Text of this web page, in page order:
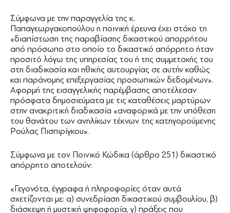
Σύμφωνα με την παραγγελία της κ.
Παπαγεωργακοπούλου η ποινική έρευνα έχει στόχο τη
«διαπίστωση της παραβίασης δικαστικού απορρήτου
από πρόσωπο στο οποίο το δικαστικό απόρρητο ήταν
προσιτό λόγω της υπηρεσίας του ή της συμμετοχής του
στη διαδικασία και ηθικής αυτουργίας σε αυτήν καθώς
και παράνομης επεξεργασίας προσωπικών δεδομένων».
Αφορμή της εισαγγελικής παρέμβασης αποτέλεσαν
πρόσφατα δημοσιεύματα με τις καταθέσεις μαρτύρων
στην ανακριτική διαδικασία «αναφορικά με την υπόθεση
του θανάτου των ανηλίκων τέκνων της κατηγορούμενης
Ρούλας Πισπιρίγκου».
Σύμφωνα με τον Ποινικό Κώδικα (άρθρο 251) δικαστικό
απόρρητο αποτελούν:
«Γεγονότα, έγγραφα ή πληροφορίες όταν αυτά
σχετίζονται με: α) συνεδρίαση δικαστικού συμβουλίου, β)
διάσκεψη ή μυστική ψηφοφορία, γ) πράξεις που